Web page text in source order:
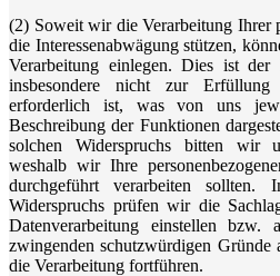
(2) Soweit wir die Verarbeitung Ihrer
die Interessenabwägung stützen,
Verarbeitung einlegen. Dies ist
insbesondere nicht zur
erforderlich ist, was von uns
Beschreibung der Funktionen
solchen Widerspruchs bitten wir
weshalb wir Ihre
durchgeführt verarbeiten sollten.
Widerspruchs prüfen wir die
Datenverarbeitung einstellen bzw.
zwingenden schutzwürdigen
die Verarbeitung fortführen.